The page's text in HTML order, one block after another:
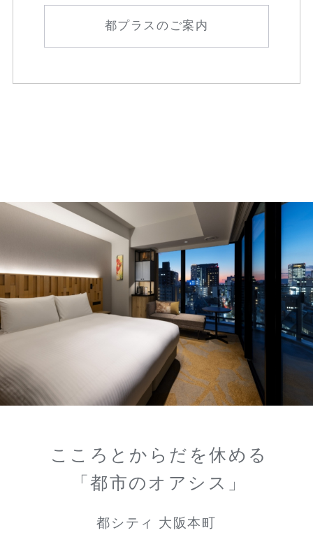
都プラスのご案内
こころとからだを休める
「都市のオアシス」
都シティ 大阪本町